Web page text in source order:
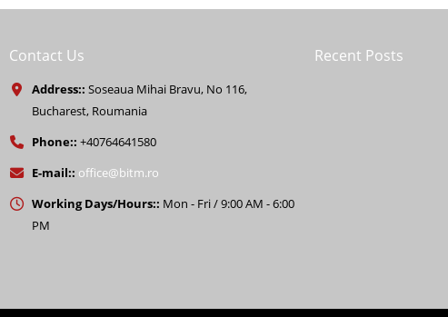
Contact Us
Address:: Soseaua Mihai Bravu, No 116,
Bucharest, Roumania
Phone:: +40764641580
E-mail:: office@bitm.ro
Working Days/Hours:: Mon - Fri / 9:00 AM - 6:00
PM
Recent Posts